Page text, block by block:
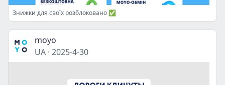
Знижки для своїх розблоковано ✅
moyo
UA · 2025-4-30